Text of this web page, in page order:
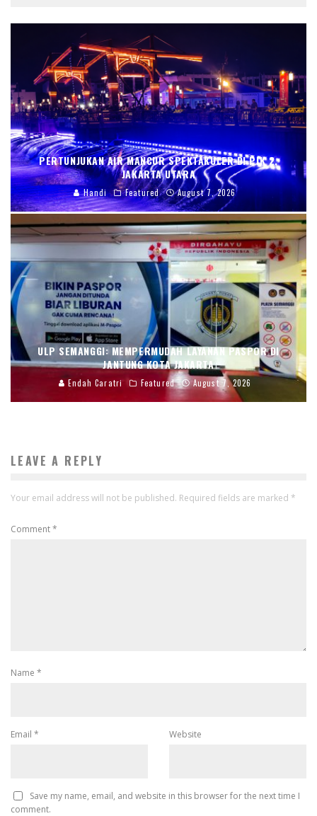
PERTUNJUKAN AIR MANCUR SPEKTAKULER DI PIK 2,
JAKARTA UTARA
Handi Featured August 7, 2026
ULP SEMANGGI: MEMPERMUDAH LAYANAN PASPOR DI
JANTUNG KOTA JAKARTA
Endah Caratri Featured August 7, 2026
LEAVE A REPLY
Your email address will not be published. Required fields are marked *
Comment*
Name *
Email * Website
Save my name, email, and website in this browser for the next time I
comment.